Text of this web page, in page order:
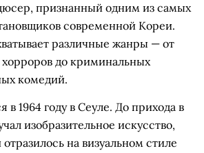
признанный одним из самых
современной Кореи.
различные жанры — от
до криминальных
комедий.
в 1964 году в Сеуле. До прихода в
изобразительное искусство,
на визуальном стиле